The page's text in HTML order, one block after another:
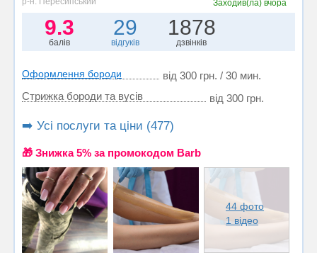
Заходив(ла) вчора
9.3
балів
29
відгуків
1878
дзвінків
Оформлення бороди
від 300 грн. / 30 мин.
Стрижка бороди та вусів
від 300 грн.
➡️ Усі послуги та ціни (477)
🎁 Знижка 5% за промокодом Barb
44 фото
1 відео